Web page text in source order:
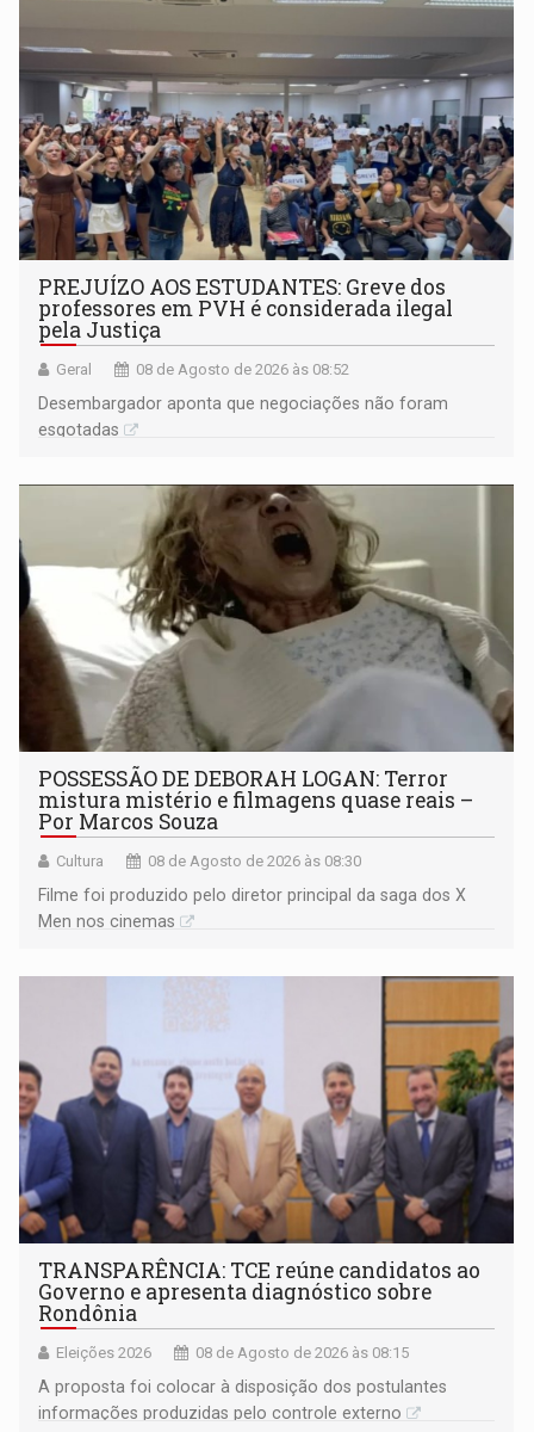
PREJUÍZO AOS ESTUDANTES: Greve dos
professores em PVH é considerada ilegal
pela Justiça
Geral 08 de Agosto de 2026 às 08:52
Desembargador aponta que negociações não foram
esgotadas
POSSESSÃO DE DEBORAH LOGAN: Terror
mistura mistério e filmagens quase reais –
Por Marcos Souza
Cultura 08 de Agosto de 2026 às 08:30
Filme foi produzido pelo diretor principal da saga dos X
Men nos cinemas
TRANSPARÊNCIA: TCE reúne candidatos ao
Governo e apresenta diagnóstico sobre
Rondônia
Eleições 2026 08 de Agosto de 2026 às 08:15
A proposta foi colocar à disposição dos postulantes
informações produzidas pelo controle externo